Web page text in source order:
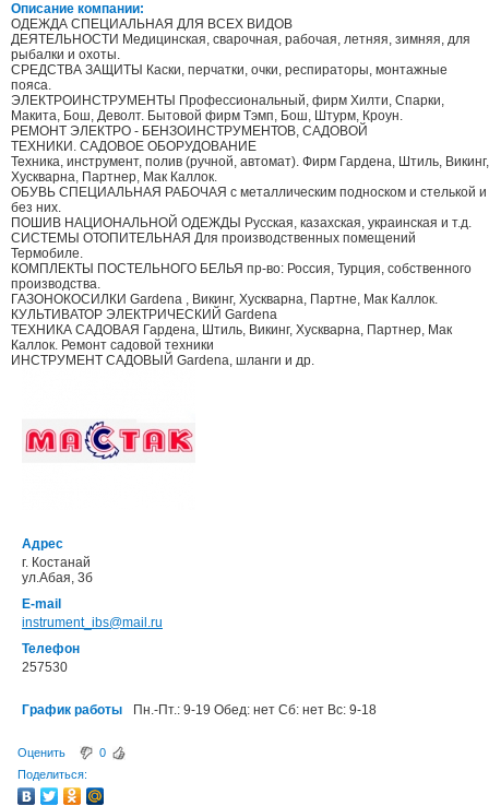
Описание компании:
ОДЕЖДА СПЕЦИАЛЬНАЯ ДЛЯ ВСЕХ ВИДОВ
ДЕЯТЕЛЬНОСТИ Медицинская, сварочная, рабочая, летняя, зимняя, для
рыбалки и охоты.
СРЕДСТВА ЗАЩИТЫ Каски, перчатки, очки, респираторы, монтажные
пояса.
ЭЛЕКТРОИНСТРУМЕНТЫ Профессиональный, фирм Хилти, Спарки,
Макита, Бош, Деволт. Бытовой фирм Тэмп, Бош, Штурм, Кроун.
РЕМОНТ ЭЛЕКТРО - БЕНЗОИНСТРУМЕНТОВ, САДОВОЙ
ТЕХНИКИ. САДОВОЕ ОБОРУДОВАНИЕ
Техника, инструмент, полив (ручной, автомат). Фирм Гардена, Штиль, Викинг,
Хускварна, Партнер, Мак Каллок.
ОБУВЬ СПЕЦИАЛЬНАЯ РАБОЧАЯ с металлическим подноском и стелькой и
без них.
ПОШИВ НАЦИОНАЛЬНОЙ ОДЕЖДЫ Русская, казахская, украинская и т.д.
СИСТЕМЫ ОТОПИТЕЛЬНАЯ Для производственных помещений
Термобиле.
КОМПЛЕКТЫ ПОСТЕЛЬНОГО БЕЛЬЯ пр-во: Россия, Турция, собственного
производства.
ГАЗОНОКОСИЛКИ Gardena , Викинг, Хускварна, Партне, Мак Каллок.
КУЛЬТИВАТОР ЭЛЕКТРИЧЕСКИЙ Gardena
ТЕХНИКА САДОВАЯ Гардена, Штиль, Викинг, Хускварна, Партнер, Мак
Каллок. Ремонт садовой техники
ИНСТРУМЕНТ САДОВЫЙ Gardena, шланги и др.
Адрес
г. Костанай
ул.Абая, 3б
E-mail
instrument_ibs@mail.ru
Телефон
257530
График работы Пн.-Пт.: 9-19 Обед: нет Сб: нет Вс: 9-18
Оценить
0
Поделиться: